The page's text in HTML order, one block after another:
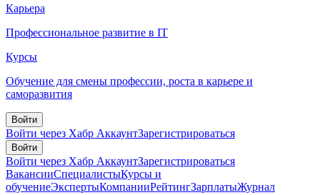
Карьера
Профессиональное развитие в IT
Курсы
Обучение для смены профессии, роста в карьере и
саморазвития
Войти
Войти через Хабр АккаунтЗарегистрироваться
Войти
Войти через Хабр АккаунтЗарегистрироваться
ВакансииСпециалистыКурсы и
обучениеЭкспертыКомпанииРейтингЗарплатыЖурнал